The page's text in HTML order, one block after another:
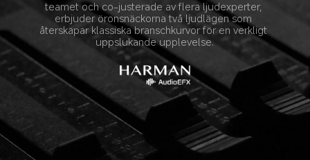
teamet och co-justerade av flera ljudexperter,
erbjuder öronsnäckorna två ljudlägen som
återskapar klassiska branschkurvor för en verkligt
uppslukande upplevelse.